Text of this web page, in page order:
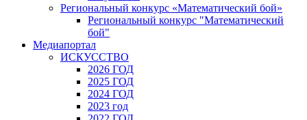
Региональный конкурс «Математический бой»
Региональный конкурс "Математический
бой"
Медиапортал
ИСКУССТВО
2026 ГОД
2025 ГОД
2024 ГОД
2023 год